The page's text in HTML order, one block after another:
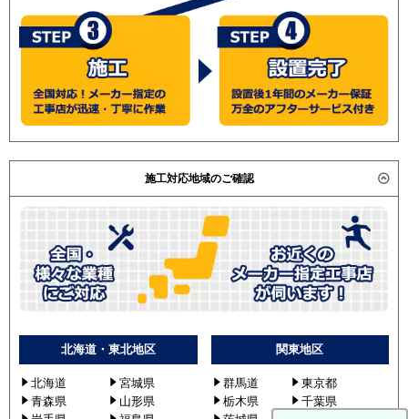
施工対応地域のご確認
北海道・東北地区
北海道
宮城県
青森県
山形県
関東地区
群馬道
東京都
栃木県
千葉県